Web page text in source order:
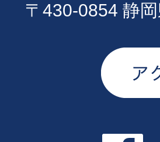
〒430-0854 静